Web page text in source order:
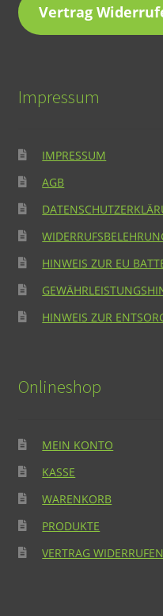
Vertrag
Impressum
IMPRESSUM
AGB
HINWEIS ZUR EU
HINWEIS ZUR
Onlineshop
MEIN KONTO
KASSE
WARENKORB
PRODUKTE
VERTRAG WIDERRUFEN